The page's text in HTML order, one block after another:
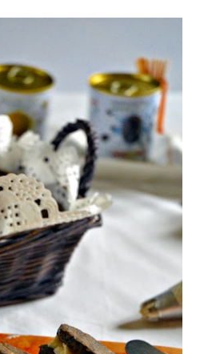
y crujiente que tanto nos
al horno van a cambiar
ver las legumbres. Olvídate de
a los guisos tradicionales y
esta receta simple pero
un ingrediente tan
La Bañeza en un snack ligero,
y 100% natural. Es el
se...